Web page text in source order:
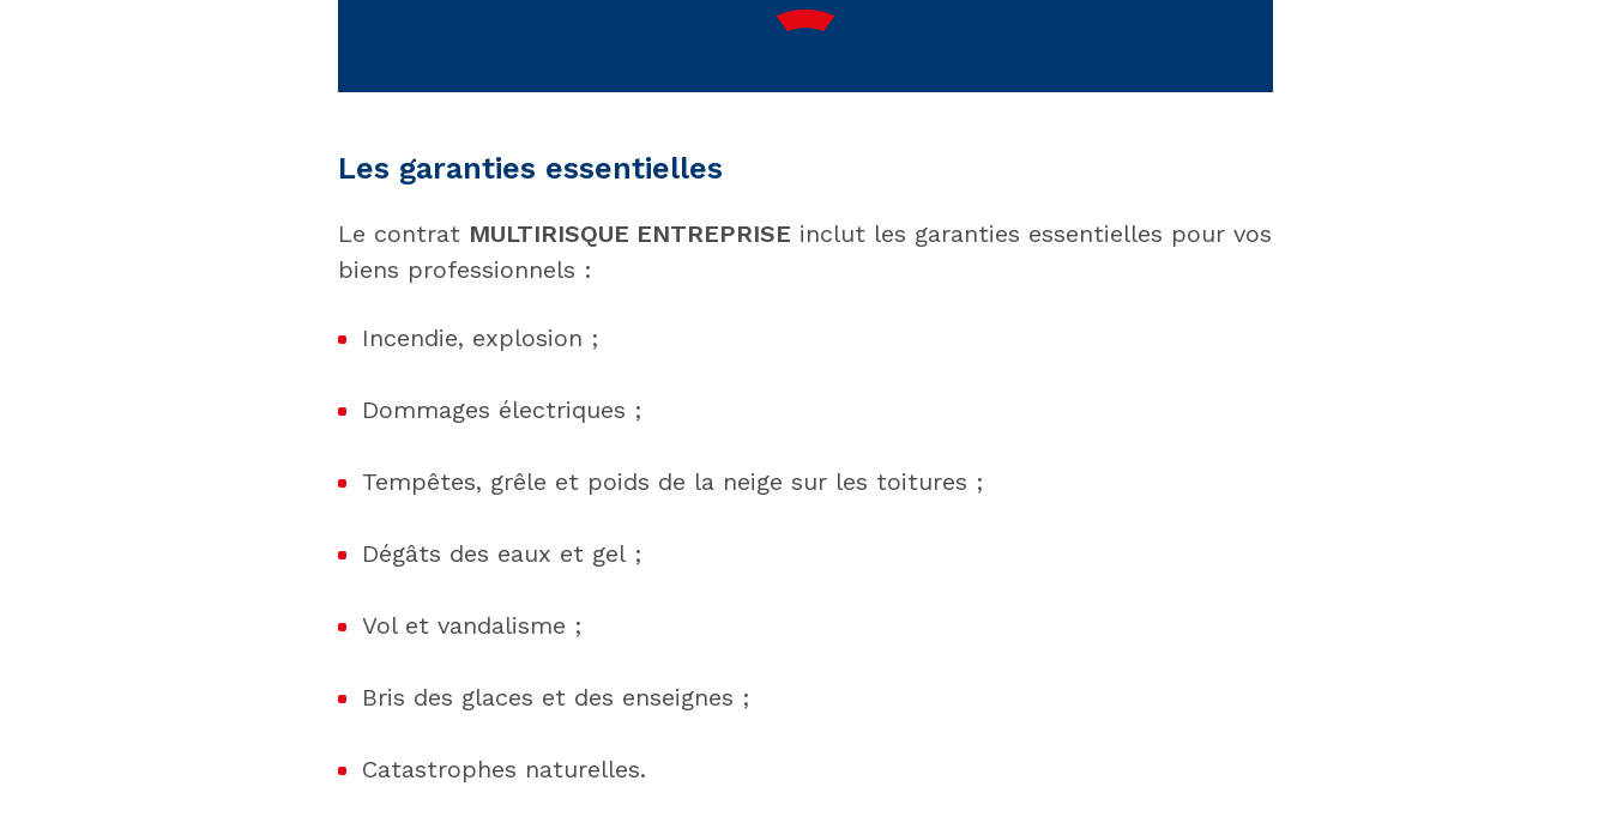
Les garanties essentielles
Le contrat MULTIRISQUE ENTREPRISE inclut les garanties essentielles pour vos
biens professionnels :
Incendie, explosion ;
Dommages électriques ;
Tempêtes, grêle et poids de la neige sur les toitures ;
Dégâts des eaux et gel ;
Vol et vandalisme ;
Bris des glaces et des enseignes ;
Catastrophes naturelles.